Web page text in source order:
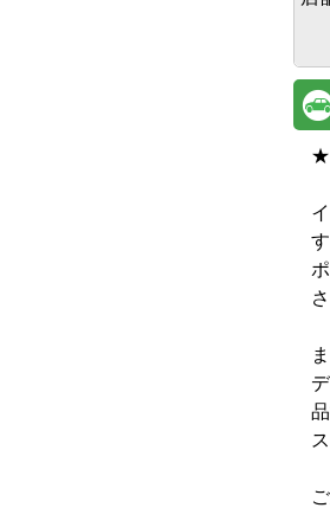
★
す